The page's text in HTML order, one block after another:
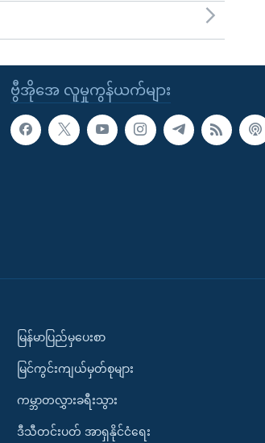
ဗွီအိုအေ လူမှုကွန်ယက်များ
မြန်မာပြည်မှပေးစာ
မြင်ကွင်းကျယ်မှတ်စုများ
ကမ္ဘာတလွှားခရီးသွား
ဒီသီတင်းပတ် အာရှနိုင်ငံရေး